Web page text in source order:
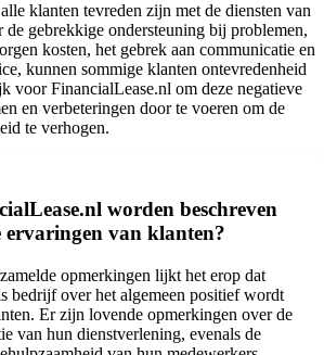
klanten tevreden zijn met de diensten van
gebrekkige ondersteuning bij problemen,
kosten, het gebrek aan communicatie en
kunnen sommige klanten ontevredenheid
voor FinancialLease.nl om deze negatieve
en verbeteringen door te voeren om de
te verhogen.
worden beschreven
ervaringen van klanten?
opmerkingen lijkt het erop dat
bedrijf over het algemeen positief wordt
Er zijn lovende opmerkingen over de
van hun dienstverlening, evenals de